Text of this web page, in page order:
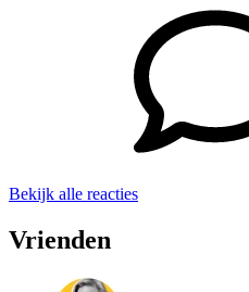
Bekijk alle reacties
Vrienden